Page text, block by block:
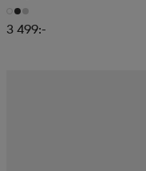
3 499:-